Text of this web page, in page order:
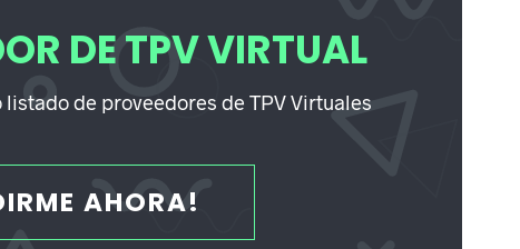
DE TPV VIRTUAL
de proveedores de TPV Virtuales
AHORA!